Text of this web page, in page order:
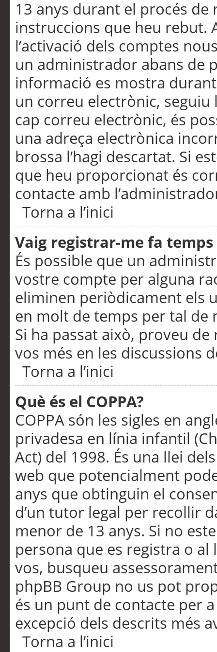
13 anys durant el procés de
instruccions que heu rebut.
l’activació dels comptes
un administrador abans de
informació es mostra
un correu electrònic,
cap correu electrònic, és
una adreça electrònica
brossa l’hagi descartat. Si
que heu proporcionat és
contacte amb
Torna a l’inici
Vaig registrar-me fa
És possible que un
vostre compte per alguna
eliminen periòdicament els
en molt de temps per tal de
Si ha passat això, proveu
vos més en les discussions
Torna a l’inici
Què és el COPPA?
COPPA són les sigles en
privadesa en línia infantil
Act) del 1998. És una llei
web que potencialment
anys que obtinguin el
d’un tutor legal per recollir
menor de 13 anys. Si no
persona que es registra o
vos, busqueu
phpBB Group no us pot
és un punt de contacte per
excepció dels descrits més
Torna a l’inici